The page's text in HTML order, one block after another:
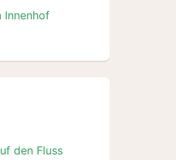
Innenhof
den Fluss